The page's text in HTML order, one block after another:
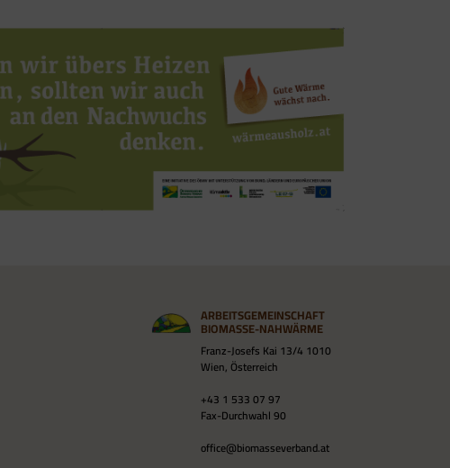
ARBEITSGEMEINSCHAFT
BIOMASSE-NAHWÄRME
Franz-Josefs Kai 13/4 1010
Wien, Österreich
+43 1 533 07 97
Fax-Durchwahl 90
office@biomasseverband.at